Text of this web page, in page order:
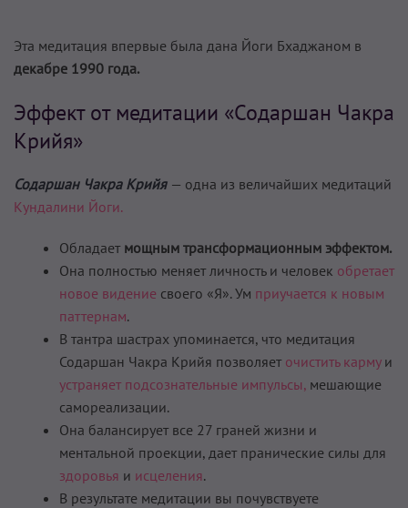
Эта медитация впервые была дана Йоги Бхаджаном в
декабре 1990 года.
Эффект от медитации «Содаршан Чакра
Крийя»
Содаршан Чакра Крийя — одна из величайших медитаций
Кундалини Йоги.
Обладает мощным трансформационным эффектом.
Она полностью меняет личность и человек обретает
новое видение своего «Я». Ум приучается к новым
паттернам.
В тантра шастрах упоминается, что медитация
Содаршан Чакра Крийя позволяет очистить кармуи
устраняет подсознательные импульсы, мешающие
самореализации.
Она балансирует все 27 граней жизни и
ментальной проекции, дает пранические силы для
здоровья и исцеления.
В результате медитации вы почувствуете